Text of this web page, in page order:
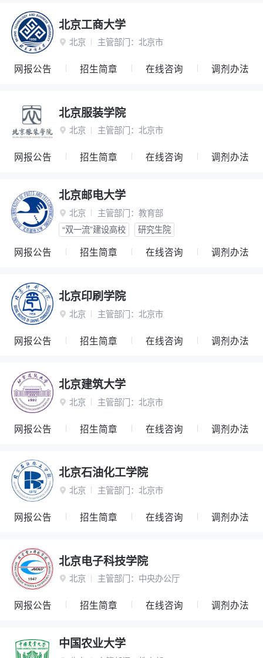
北京工商大学
 北京 主管部门： 北京市
网报公告 招生简章 在线咨询 调剂办法
北京服装学院
 北京 主管部门： 北京市
网报公告 招生简章 在线咨询 调剂办法
北京邮电大学
 北京 主管部门： 教育部
“双一流”建设高校
研究生院
网报公告 招生简章 在线咨询 调剂办法
北京印刷学院
 北京 主管部门： 北京市
网报公告 招生简章 在线咨询 调剂办法
北京建筑大学
 北京 主管部门： 北京市
网报公告 招生简章 在线咨询 调剂办法
北京石油化工学院
 北京 主管部门： 北京市
网报公告 招生简章 在线咨询 调剂办法
北京电子科技学院
 北京 主管部门： 中央办公厅
网报公告 招生简章 在线咨询 调剂办法
中国农业大学